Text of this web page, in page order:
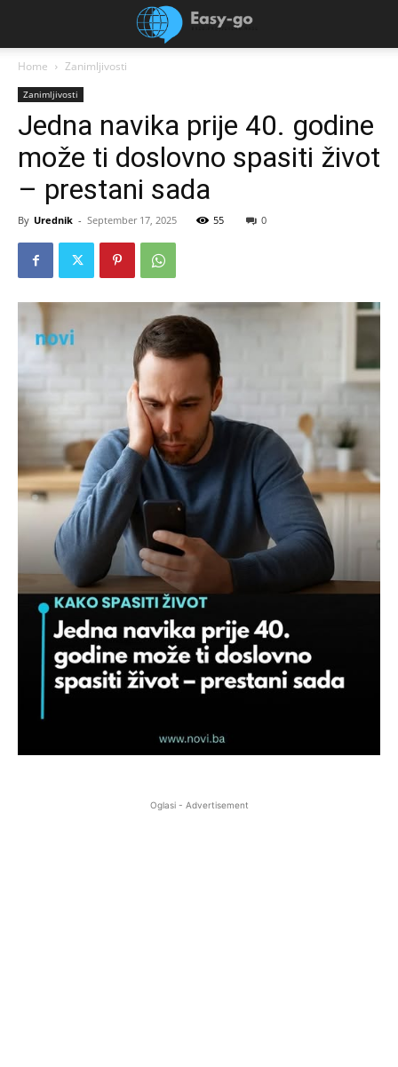
Home Zanimljivosti
Zanimljivosti
Jedna navika prije 40. godine
može ti doslovno spasiti život
– prestani sada
By Urednik - September 17, 2025 55 0
Oglasi - Advertisement